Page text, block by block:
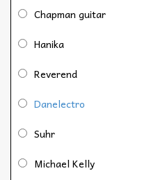
Chapman guitar
Hanika
Reverend
Danelectro
Suhr
Michael Kelly